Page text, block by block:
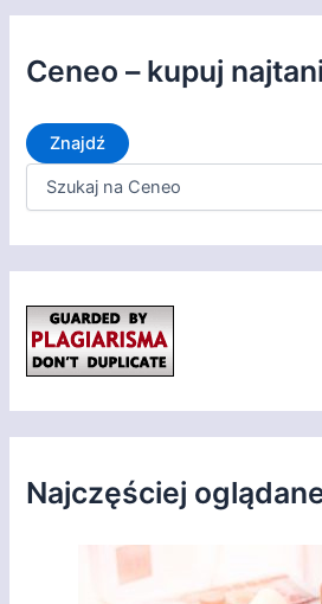
g
r
iCeneo – kupuj
Znajdź
Najczęściej